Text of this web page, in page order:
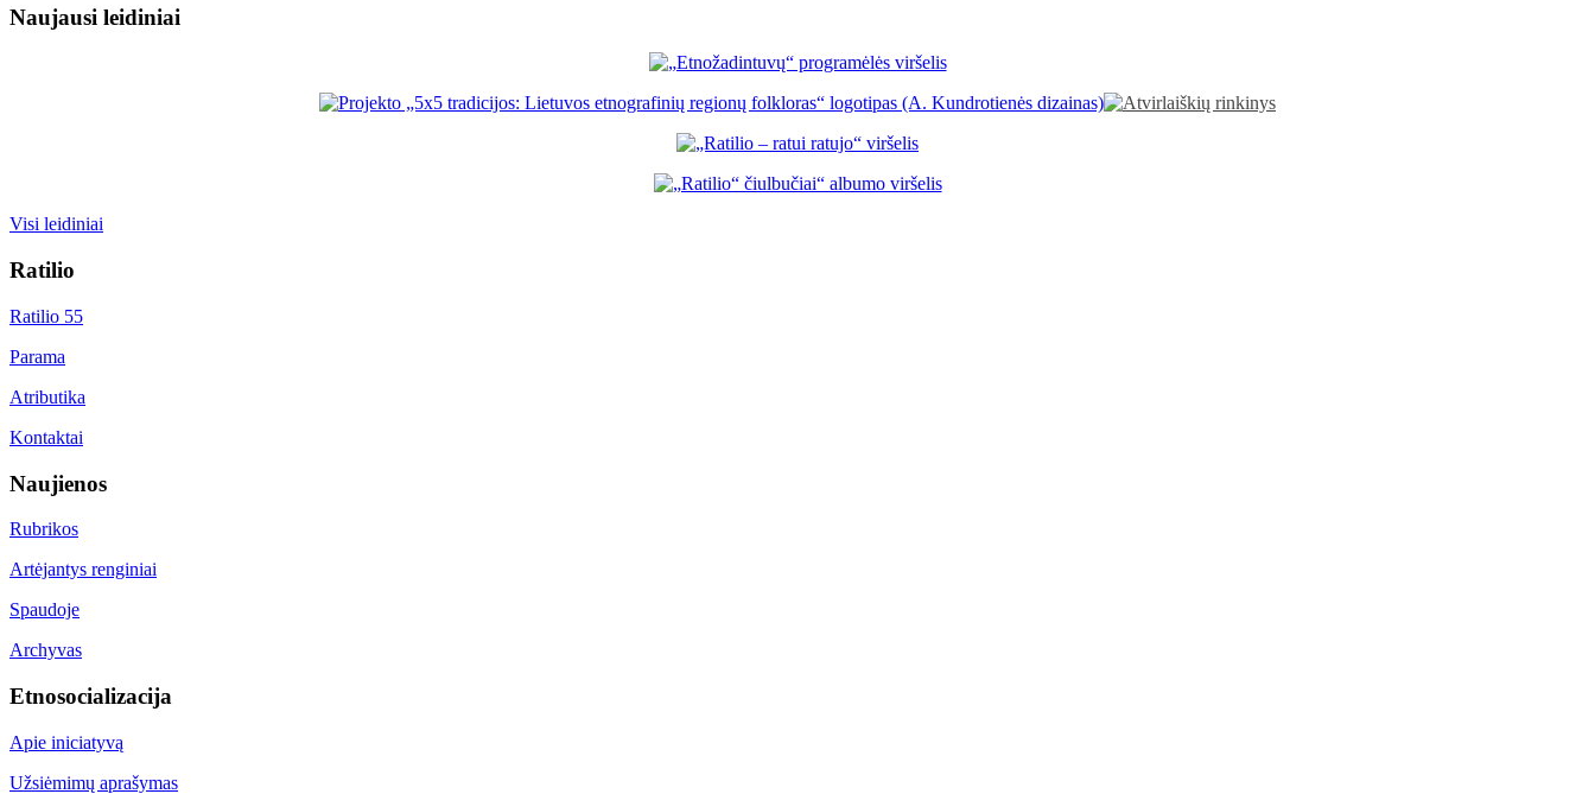
Naujausi leidiniai
Visi leidiniai
Ratilio
Ratilio 55
Parama
Atributika
Kontaktai
Naujienos
Rubrikos
Artėjantys renginiai
Spaudoje
Archyvas
Etnosocializacija
Apie iniciatyvą
Užsiėmimų aprašymas